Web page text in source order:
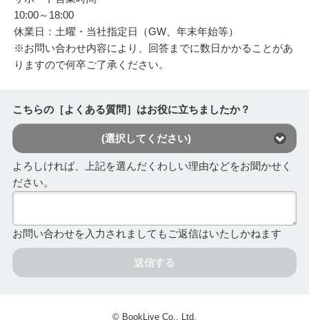
10:00～18:00
休業日：土曜・当社指定日（GW、年末年始等）
※お問い合わせ内容により、回答までに数日かかることがあ
りますので何卒ご了承ください。
こちらの［よくある質問］はお役に立ちましたか？
(選択してください)
よろしければ、上記を選んだくわしい理由などをお聞かせく
ださい。
お問い合わせを入力されましてもご返信はいたしかねます
送信する
© BookLive Co., Ltd.